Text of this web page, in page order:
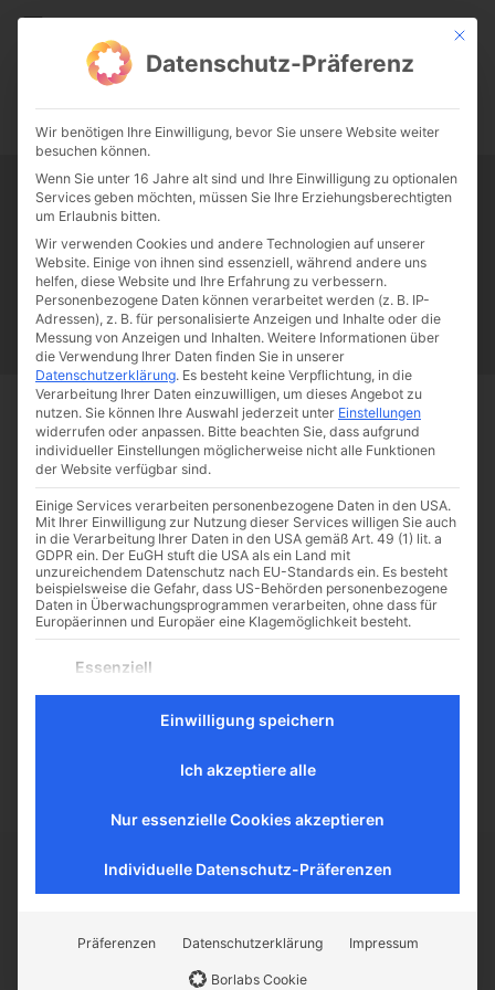
CATHWALK.DE
0:00 -:--
Tag:Luststeigerung
Papst Franziskus Ehe Sex Liebe Familie
Katholizismus
Franziskus
50 Jahre Humanae vitae Katholische Kirche
Autostimulation statt Erotik
Wer sich ein Piercing machen, ein
Tattoo stechen lässt oder eine
Intimrasur vornimmt, lenkt seine
Aufmerksamkeit genau auf die
Körperstelle, wo ein solcher
Start Schlagworte Luststeigerung
CATHWALK.DE
Der Cathwalk ist ein Herzensanliegen von
Mit
Datenschutz-Präferenz
Wir benötigen Ihre Einwilligung, bevor Sie unsere Website weiter
besuchen können.
Wenn Sie unter 16 Jahre alt sind und Ihre Einwilligung zu optionalen
Services geben möchten, müssen Sie Ihre Erziehungsberechtigten
um Erlaubnis bitten.
Wir verwenden Cookies und andere Technologien auf unserer
Website. Einige von ihnen sind essenziell, während andere uns
helfen, diese Website und Ihre Erfahrung zu verbessern.
Personenbezogene Daten können verarbeitet werden (z. B. IP-
Adressen), z. B. für personalisierte Anzeigen und Inhalte oder die
Messung von Anzeigen und Inhalten. Weitere Informationen über
die Verwendung Ihrer Daten finden Sie in unserer
Datenschutzerklärung. Es besteht keine Verpflichtung, in die
Verarbeitung Ihrer Daten einzuwilligen, um dieses Angebot zu
nutzen. Sie können Ihre Auswahl jederzeit unter Einstellungen
widerrufen oder anpassen. Bitte beachten Sie, dass aufgrund
individueller Einstellungen möglicherweise nicht alle Funktionen
der Website verfügbar sind.
Einige Services verarbeiten personenbezogene Daten in den USA.
Mit Ihrer Einwilligung zur Nutzung dieser Services willigen Sie auch
in die Verarbeitung Ihrer Daten in den USA gemäß Art. 49 (1) lit. a
GDPR ein. Der EuGH stuft die USA als ein Land mit
unzureichendem Datenschutz nach EU-Standards ein. Es besteht
beispielsweise die Gefahr, dass US-Behörden personenbezogene
Daten in Überwachungsprogrammen verarbeiten, ohne dass für
Europäerinnen und Europäer eine Klagemöglichkeit besteht.
Es folgt eine Liste der Service-Gruppen, für die eine
Essenziell
Website erforderlich.
Statistik-Cookies sammeln Nutzungsdaten, die uns
Website umgehen.
Inhalte von Videoplattformen und Social-Media-Plattformen
Einwilligung speichern
Ich akzeptiere alle
Nur essenzielle Cookies akzeptieren
Individuelle Datenschutz-Präferenzen
Präferenzen Datenschutzerklärung Impressum
Borlabs Cookie